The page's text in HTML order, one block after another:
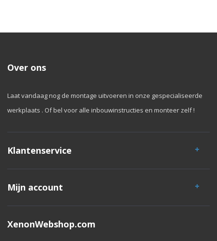
Over ons
Laat vandaag nog de montage uitvoeren in onze gespecialiseerde
werkplaats . Of bel voor alle inbouwinstructies en monteer zelf !
Klantenservice
Mijn account
XenonWebshop.com